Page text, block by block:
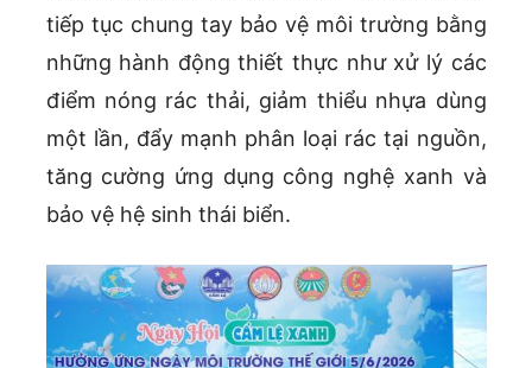
tiếp tục chung tay bảo vệ môi trường bằng
những hành động thiết thực như xử lý các
điểm nóng rác thải, giảm thiểu nhựa dùng
một lần, đẩy mạnh phân loại rác tại nguồn,
tăng cường ứng dụng công nghệ xanh và
bảo vệ hệ sinh thái biển.